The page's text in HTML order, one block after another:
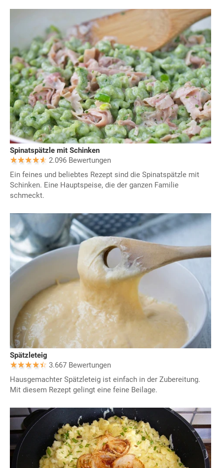
Spinatspätzle mit Schinken
2.096 Bewertungen
Ein feines und beliebtes Rezept sind die Spinatspätzle mit
Schinken. Eine Hauptspeise, die der ganzen Familie
schmeckt.
Spätzleteig
3.667 Bewertungen
Hausgemachter Spätzleteig ist einfach in der Zubereitung.
Mit diesem Rezept gelingt eine feine Beilage.